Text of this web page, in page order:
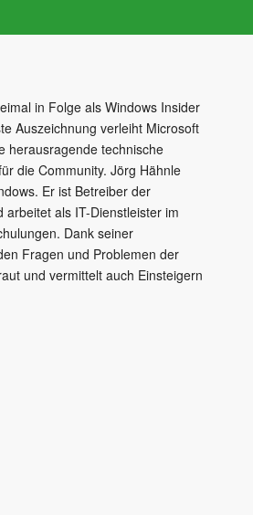
in Folge als Windows Insider
Auszeichnung verleiht Microsoft
herausragende technische
die Community. Jörg Hähnle
Er ist Betreiber der
als IT-Dienstleister im
Dank seiner
Fragen und Problemen der
und vermittelt auch Einsteigern